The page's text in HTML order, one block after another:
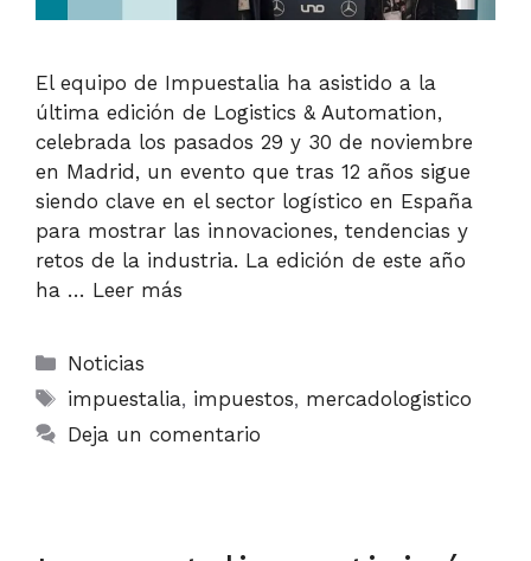
El equipo de Impuestalia ha asistido a la
última edición de Logistics & Automation,
celebrada los pasados 29 y 30 de noviembre
en Madrid, un evento que tras 12 años sigue
siendo clave en el sector logístico en España
para mostrar las innovaciones, tendencias y
retos de la industria. La edición de este año
ha … Leer más
Categorías
Noticias
Etiquetas
impuestalia, impuestos, mercadologistico
Deja un comentario